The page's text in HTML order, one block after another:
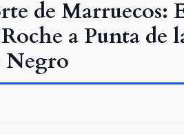
de Marruecos:
a Punta de
Negro